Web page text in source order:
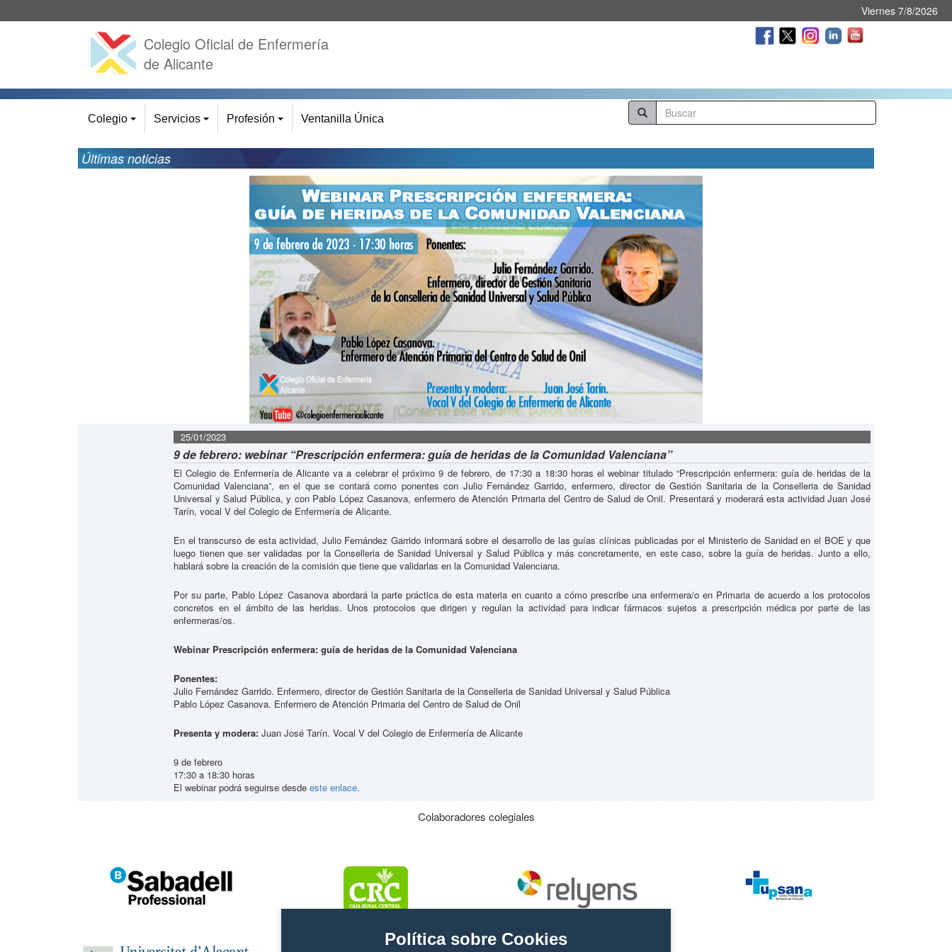
Política sobre Cookies
Viernes 7/8/2026
Colegio Oficial de Enfermería
de Alicante
Colegio Servicios Profesión Ventanilla Única
Últimas noticias
25/01/2023
9 de febrero: webinar “Prescripción enfermera: guía de heridas de la Comunidad Valenciana”
El Colegio de Enfermería de Alicante va a celebrar el próximo 9 de febrero, de 17:30 a 18:30 horas el webinar titulado “Prescripción enfermera: guía de heridas de la
Comunidad Valenciana”, en el que se contará como ponentes con Julio Fernández Garrido, enfermero, director de Gestión Sanitaria de la Conselleria de Sanidad
Universal y Salud Pública, y con Pablo López Casanova, enfermero de Atención Primaria del Centro de Salud de Onil. Presentará y moderará esta actividad Juan José
Tarín, vocal V del Colegio de Enfermería de Alicante.
En el transcurso de esta actividad, Julio Fernández Garrido informará sobre el desarrollo de las guías clínicas publicadas por el Ministerio de Sanidad en el BOE y que
luego tienen que ser validadas por la Conselleria de Sanidad Universal y Salud Pública y más concretamente, en este caso, sobre la guía de heridas. Junto a ello,
hablará sobre la creación de la comisión que tiene que validarlas en la Comunidad Valenciana.
Por su parte, Pablo López Casanova abordará la parte práctica de esta materia en cuanto a cómo prescribe una enfermera/o en Primaria de acuerdo a los protocolos
concretos en el ámbito de las heridas. Unos protocolos que dirigen y regulan la actividad para indicar fármacos sujetos a prescripción médica por parte de las
enfermeras/os.
Webinar Prescripción enfermera: guía de heridas de la Comunidad Valenciana
Ponentes:
Julio Fernández Garrido. Enfermero, director de Gestión Sanitaria de la Conselleria de Sanidad Universal y Salud Pública
Pablo López Casanova. Enfermero de Atención Primaria del Centro de Salud de Onil
Presenta y modera: Juan José Tarín. Vocal V del Colegio de Enfermería de Alicante
9 de febrero
17:30 a 18:30 horas
El webinar podrá seguirse desde este enlace.
Colaboradores colegiales